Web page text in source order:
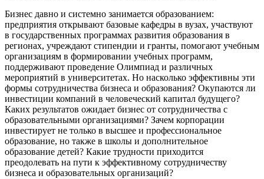
Бизнес давно и системно занимается образованием:
предприятия открывают базовые кафедры в вузах, участвуют
в государственных программах развития образования в
регионах, учреждают стипендии и гранты, помогают учебным
организациям в формировании учебных программ,
поддерживают проведение Олимпиад и различных
мероприятий в университетах. Но насколько эффективны эти
формы сотрудничества бизнеса и образования? Окупаются ли
инвестиции компаний в человеческий капитал будущего?
Каких результатов ожидает бизнес от сотрудничества с
образовательными организациями? Зачем корпорации
инвестирует не только в высшее и профессиональное
образование, но также в школы и дополнительное
образование детей? Какие трудности приходится
преодолевать на пути к эффективному сотрудничеству
бизнеса и образовательных организаций?